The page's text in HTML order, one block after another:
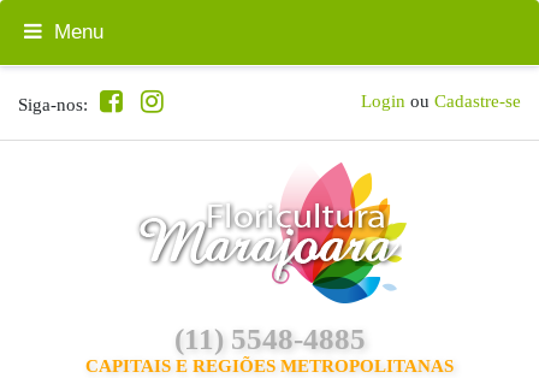
Siga-nos: Login ou Cadastre-se
(11) 5548-4885
CAPITAIS E REGIÕES METROPOLITANAS
Menu